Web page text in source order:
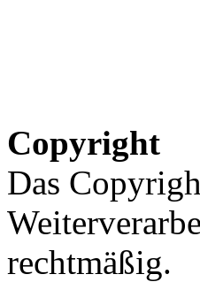
Copyright
Das
rechtmäßig.